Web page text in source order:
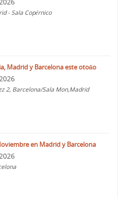
- Sala Copérnico
Madrid y Barcelona este otoño
2, Barcelona/Sala Mon,Madrid
en Madrid y Barcelona